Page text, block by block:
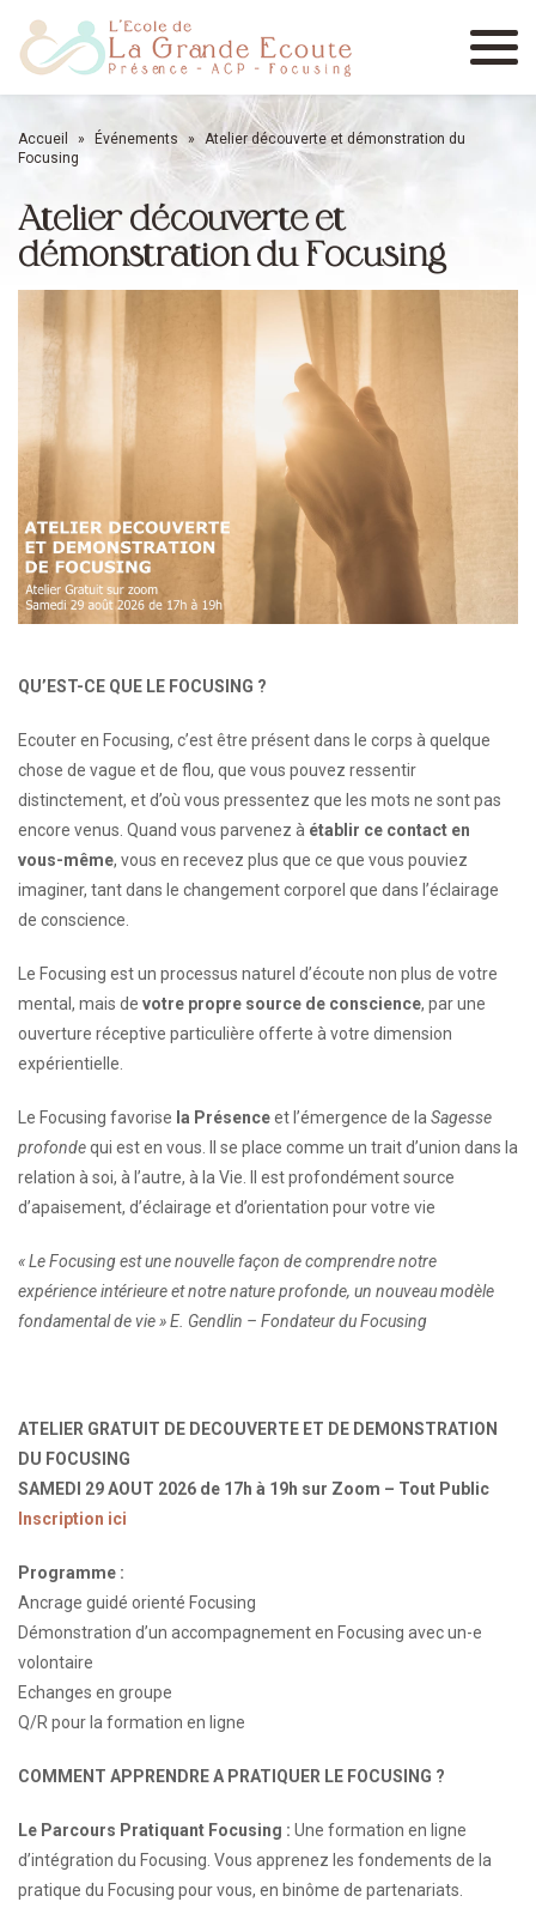
Menu
Accueil » Événements » Atelier découverte et démonstration du
Focusing
Atelier découverte et
démonstration du Focusing
QU’EST-CE QUE LE FOCUSING ?
Ecouter en Focusing, c’est être présent dans le corps à quelque
chose de vague et de flou, que vous pouvez ressentir
distinctement, et d’où vous pressentez que les mots ne sont pas
encore venus. Quand vous parvenez à établir ce contact en
vous-même, vous en recevez plus que ce que vous pouviez
imaginer, tant dans le changement corporel que dans l’éclairage
de conscience.
Le Focusing est un processus naturel d’écoute non plus de votre
mental, mais de votre propre source de conscience, par une
ouverture réceptive particulière offerte à votre dimension
expérientielle.
Le Focusing favorise la Présenceet l’émergence de la Sagesse
profondequi est en vous. Il se place comme un trait d’union dans la
relation à soi, à l’autre, à la Vie. Il est profondément source
d’apaisement, d’éclairage et d’orientation pour votre vie
« Le Focusing est une nouvelle façon de comprendre notre
expérience intérieure et notre nature profonde, un nouveau modèle
fondamental de vie » E. Gendlin – Fondateur du Focusing
ATELIER GRATUIT DE DECOUVERTE ET DE DEMONSTRATION
DU FOCUSING
SAMEDI 29 AOUT 2026 de 17h à 19h sur Zoom – Tout Public
Inscription ici
Programme :
Ancrage guidé orienté Focusing
Démonstration d’un accompagnement en Focusing avec un-e
volontaire
Echanges en groupe
Q/R pour la formation en ligne
COMMENT APPRENDRE A PRATIQUER LE FOCUSING ?
Le Parcours Pratiquant Focusing : Une formation en ligne
d’intégration du Focusing. Vous apprenez les fondements de la
pratique du Focusing pour vous, en binôme de partenariats.